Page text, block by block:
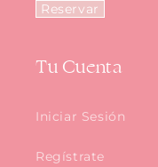
Reservar
Tu Cuenta
Iniciar Sesión
Regístrate